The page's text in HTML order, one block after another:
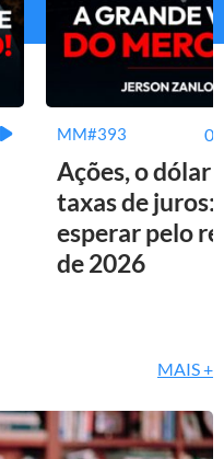
MM#393
Ações, o dólar
taxas de juros:
esperar pelo
de 2026
MAIS +